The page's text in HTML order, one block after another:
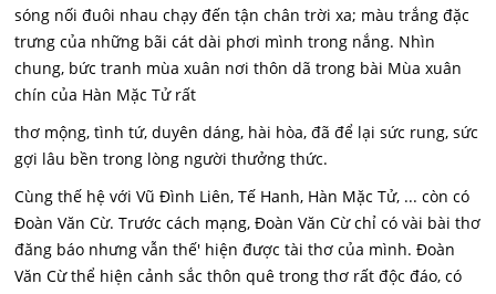
sóng nối đuôi nhau chạy đến tận chân trời xa; màu trắng đặc
trưng của những bãi cát dài phơi mình trong nắng. Nhìn
chung, bức tranh mùa xuân nơi thôn dã trong bài Mùa xuân
chín của Hàn Mặc Tử rất
thơ mộng, tình tứ, duyên dáng, hài hòa, đã để lại sức rung, sức
gợi lâu bền trong lòng người thưởng thức.
Cùng thế hệ với Vũ Đình Liên, Tế Hanh, Hàn Mặc Tử, ... còn có
Đoàn Văn Cừ. Trước cách mạng, Đoàn Văn Cừ chỉ có vài bài thơ
đăng báo nhưng vẫn thế' hiện được tài thơ của mình. Đoàn
Văn Cừ thể hiện cảnh sắc thôn quê trong thơ rất độc đáo, có